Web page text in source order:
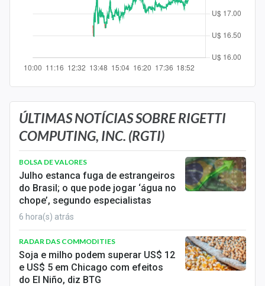
Central de Dividendos
Central de Fundos Imobiliários
Central dos IPOs
Renda Fixa
Finanças Pessoais
Mercados
Economia
Empresas
Brasil
Política
Colunas
ÚLTIMAS NOTÍCIAS SOBRE RIGETTI
COMPUTING, INC. (RGTI)
BOLSA DE VALORES
Julho estanca fuga de estrangeiros
do Brasil; o que pode jogar ‘água no
chope’, segundo especialistas
6 hora(s) atrás
RADAR DAS COMMODITIES
Soja e milho podem superar US$ 12
e US$ 5 em Chicago com efeitos
do El Niño, diz BTG